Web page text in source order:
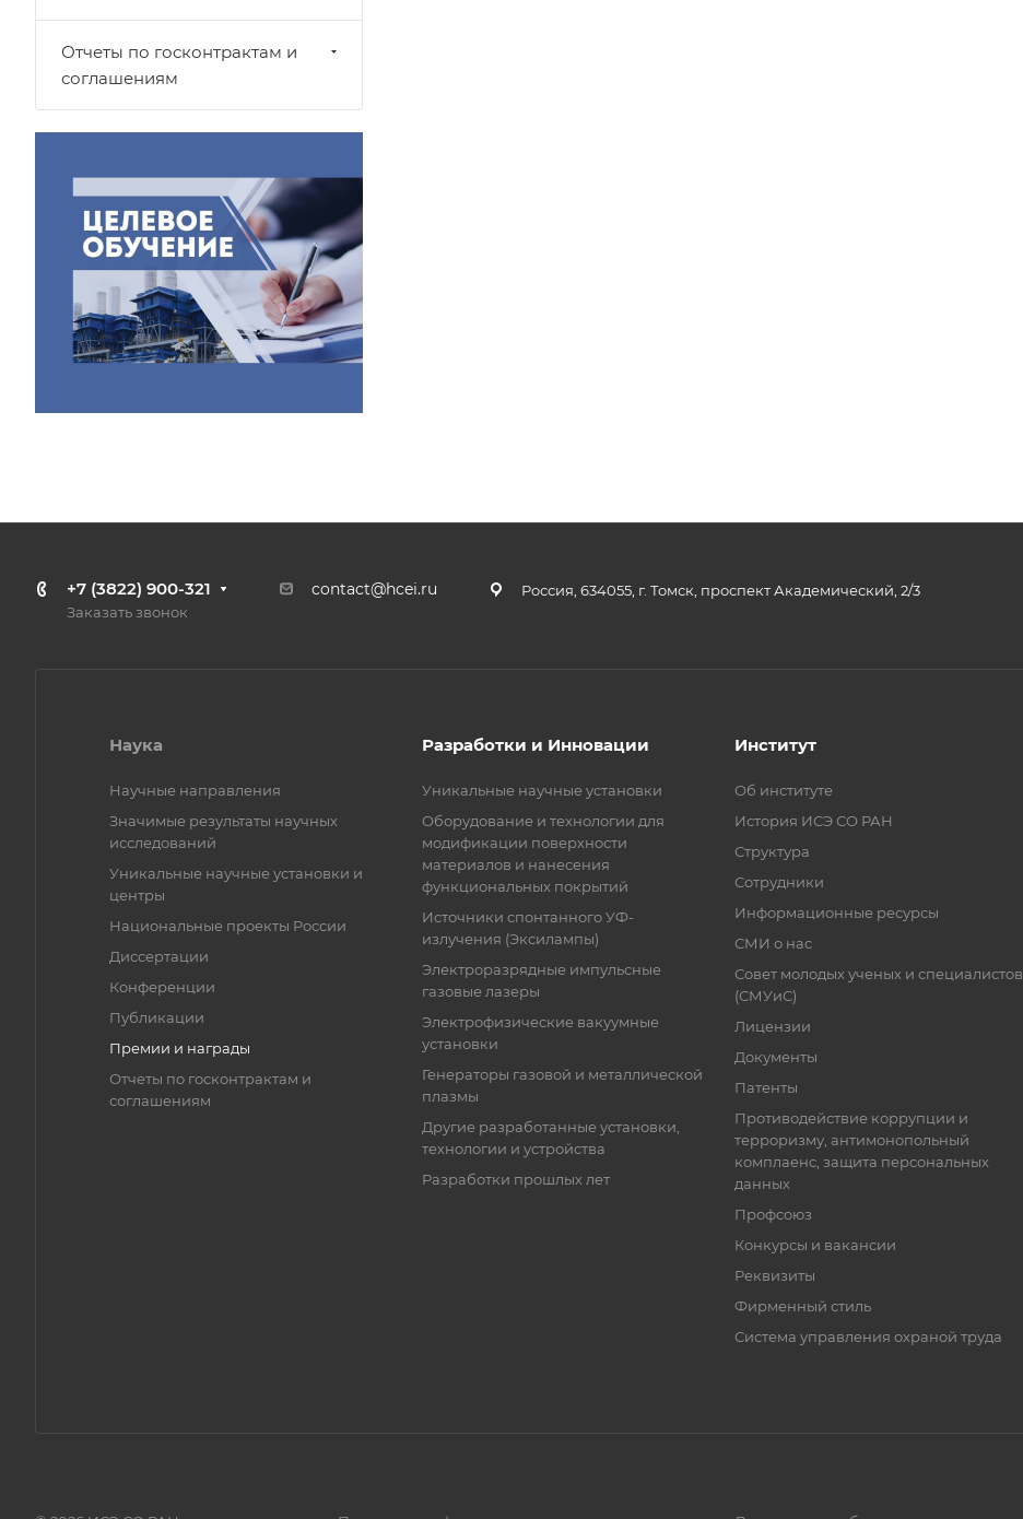
Отчеты по госконтрактам и
соглашениям
+7 (3822) 900-321
Заказать звонок
contact@hcei.ru Россия, 634055, г. Томск, проспект Академический, 2/3
Наука
Научные направления
Значимые результаты научных
исследований
Уникальные научные установки и
центры
Национальные проекты России
Диссертации
Конференции
Публикации
Премии и награды
Отчеты по госконтрактам и
соглашениям
Разработки и Инновации
Уникальные научные установки
Оборудование и технологии для
модификации поверхности
материалов и нанесения
функциональных покрытий
Источники спонтанного УФ-
излучения (Эксилампы)
Электроразрядные импульсные
газовые лазеры
Электрофизические вакуумные
установки
Генераторы газовой и металлической
плазмы
Другие разработанные установки,
технологии и устройства
Разработки прошлых лет
Институт
Об институте
История ИСЭ СО РАН
Структура
Сотрудники
Информационные ресурсы
СМИ о нас
Совет молодых ученых и специалистов
(СМУиС)
Лицензии
Документы
Патенты
Противодействие коррупции и
терроризму, антимонопольный
комплаенс, защита персональных
данных
Профсоюз
Конкурсы и вакансии
Реквизиты
Фирменный стиль
Система управления охраной труда